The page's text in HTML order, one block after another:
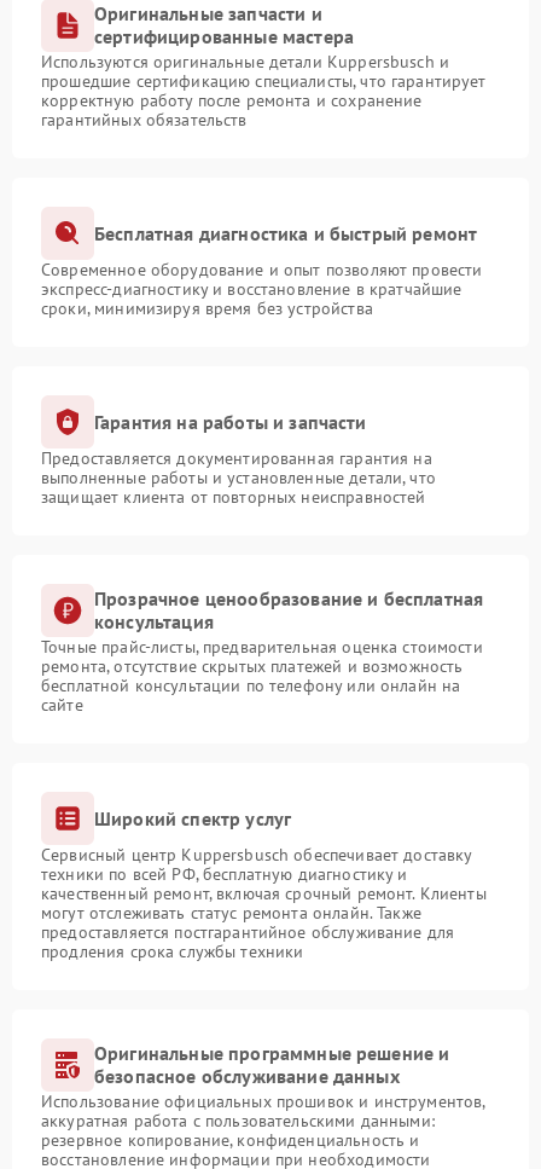
Оригинальные запчасти и
сертифицированные мастера
Используются оригинальные детали Kuppersbusch и
прошедшие сертификацию специалисты, что гарантирует
корректную работу после ремонта и сохранение
гарантийных обязательств
Бесплатная диагностика и быстрый ремонт
Современное оборудование и опыт позволяют провести
экспресс-диагностику и восстановление в кратчайшие
сроки, минимизируя время без устройства
Гарантия на работы и запчасти
Предоставляется документированная гарантия на
выполненные работы и установленные детали, что
защищает клиента от повторных неисправностей
Прозрачное ценообразование и бесплатная
консультация
Точные прайс-листы, предварительная оценка стоимости
ремонта, отсутствие скрытых платежей и возможность
бесплатной консультации по телефону или онлайн на
сайте
Широкий спектр услуг
Сервисный центр Kuppersbusch обеспечивает доставку
техники по всей РФ, бесплатную диагностику и
качественный ремонт, включая срочный ремонт. Клиенты
могут отслеживать статус ремонта онлайн. Также
предоставляется постгарантийное обслуживание для
продления срока службы техники
Оригинальные программные решение и
безопасное обслуживание данных
Использование официальных прошивок и инструментов,
аккуратная работа с пользовательскими данными:
резервное копирование, конфиденциальность и
восстановление информации при необходимости